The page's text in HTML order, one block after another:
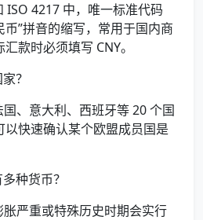
ISO 4217 中，唯一标准代码
币”拼音的缩写，常用于国内商
款时必须填写 CNY。
？
、意大利、西班牙等 20 个国
快速确认某个欧盟成员国是
种货币？
严重或特殊历史时期会实行